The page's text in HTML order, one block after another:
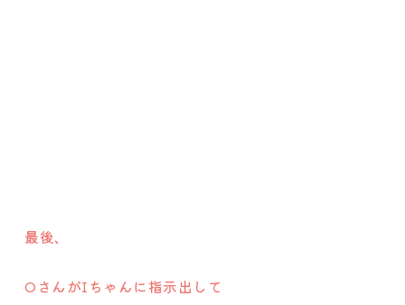
最後、
OさんがIちゃんに指示出して